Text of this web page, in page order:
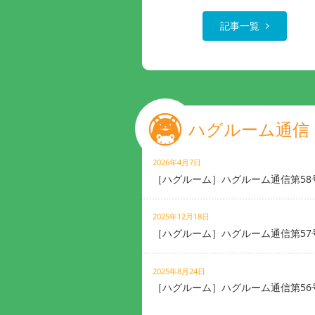
記事一覧
ハグルーム通信
2026年4月7日
［ハグルーム］ハグルーム通信第58
2025年12月18日
［ハグルーム］ハグルーム通信第57
2025年8月24日
［ハグルーム］ハグルーム通信第56